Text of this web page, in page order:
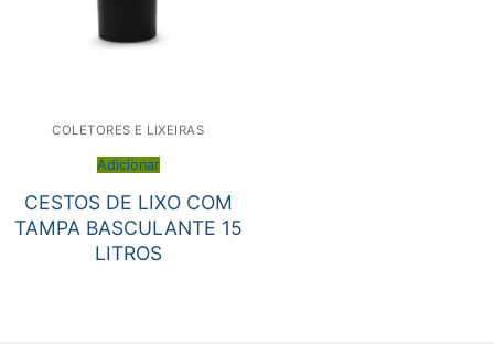
COLETORES E LIXEIRAS
Adicionar
CESTOS DE LIXO COM
TAMPA BASCULANTE 15
LITROS